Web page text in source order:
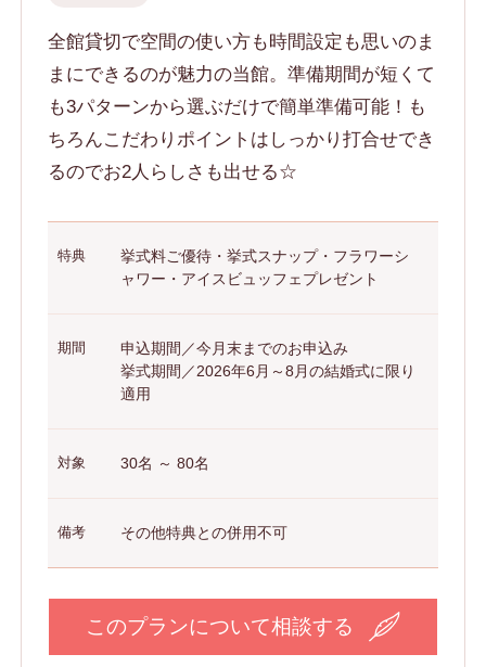
全館貸切で空間の使い方も時間設定も思いのま
まにできるのが魅力の当館。準備期間が短くて
も3パターンから選ぶだけで簡単準備可能！も
ちろんこだわりポイントはしっかり打合せでき
るのでお2人らしさも出せる☆
特典
挙式料ご優待・挙式スナップ・フラワーシ
ャワー・アイスビュッフェプレゼント
期間
申込期間／今月末までのお申込み
挙式期間／2026年6月～8月の結婚式に限り
適用
対象 30名 ～ 80名
備考 その他特典との併用不可
このプランについて相談する